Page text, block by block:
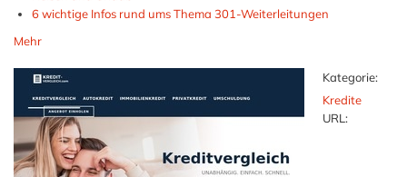
6 wichtige Infos rund ums Thema 301-Weiterleitungen
Mehr
Kategorie:
Kredite
URL: